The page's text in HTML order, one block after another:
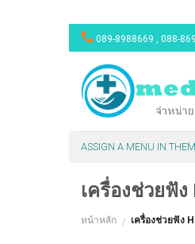
Skip
to
content
089-8988669 , 088-
ASSIGN A MENU IN
เครื่องช่วยฟัง
หน้าหลัก / เครื่องช่วยฟัง